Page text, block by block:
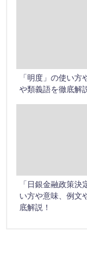
「明度」の使い方
や類義語を徹底解
「日銀金融政策決
い方や意味、例文
底解説！